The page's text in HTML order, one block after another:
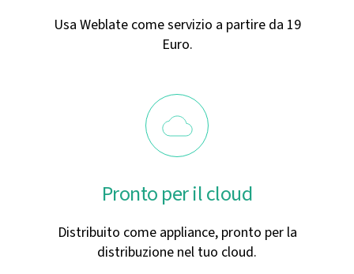
Usa Weblate come servizio a partire da 19
Euro.
Pronto per il cloud
Distribuito come appliance, pronto per la
distribuzione nel tuo cloud.